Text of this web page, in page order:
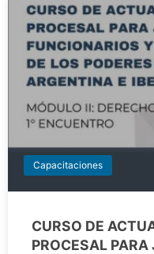
Capacitaciones
CURSO DE
PROCESAL